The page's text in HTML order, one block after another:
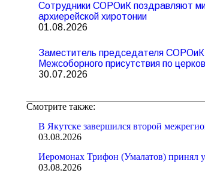
Сотрудники СОРОиК поздравляют
архиерейской хиротонии
01.08.2026
Заместитель председателя СОРОиК
Межсоборного присутствия по
30.07.2026
Смотрите также:
В Якутске завершился второй
03.08.2026
Иеромонах Трифон (Умалатов) принял
03.08.2026